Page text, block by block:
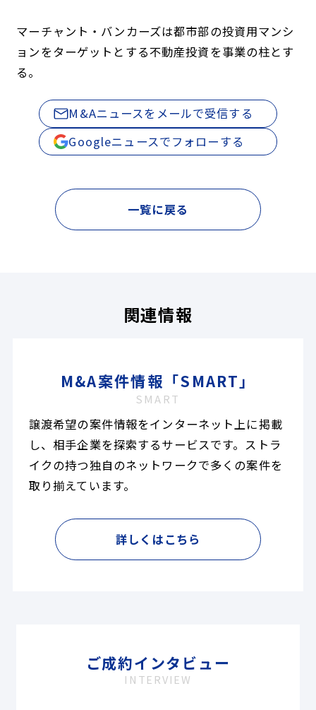
マーチャント・バンカーズは都市部の投資用マンシ
ョンをターゲットとする不動産投資を事業の柱とす
る。
M&Aニュースをメールで受信する
Googleニュースでフォローする
一覧に戻る
関連情報
M&A案件情報「SMART」
SMART
譲渡希望の案件情報をインターネット上に掲載
し、相手企業を探索するサービスです。ストラ
イクの持つ独自のネットワークで多くの案件を
取り揃えています。
詳しくはこちら
ご成約インタビュー
INTERVIEW